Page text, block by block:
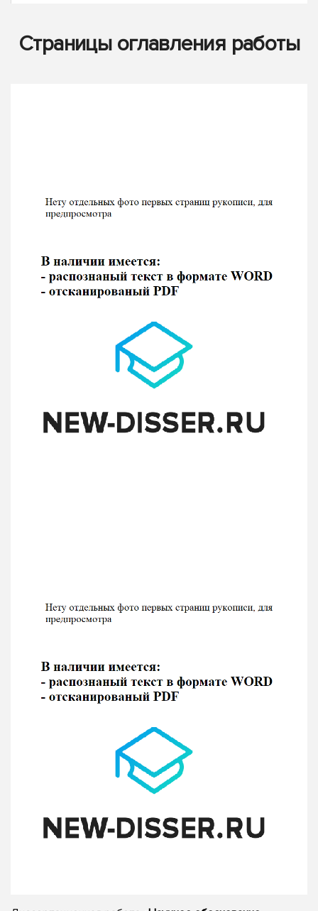
Страницы оглавления работы